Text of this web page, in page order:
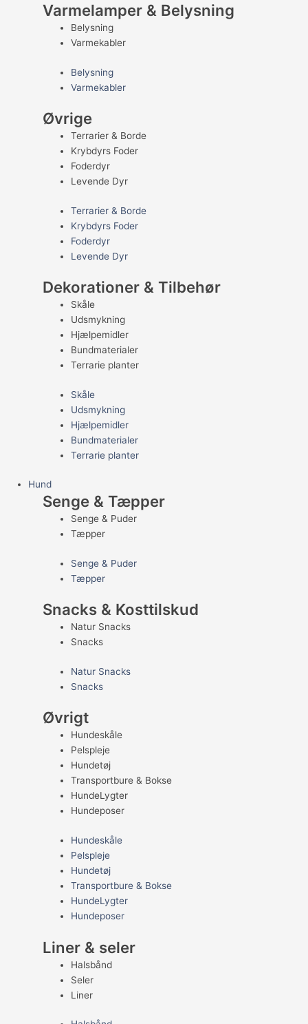
Varmelamper & Belysning
Belysning
Varmekabler
Belysning
Varmekabler
Øvrige
Terrarier & Borde
Krybdyrs Foder
Foderdyr
Levende Dyr
Terrarier & Borde
Krybdyrs Foder
Foderdyr
Levende Dyr
Dekorationer & Tilbehør
Skåle
Udsmykning
Hjælpemidler
Bundmaterialer
Terrarie planter
Skåle
Udsmykning
Hjælpemidler
Bundmaterialer
Terrarie planter
Hund
Senge & Tæpper
Senge & Puder
Tæpper
Senge & Puder
Tæpper
Snacks & Kosttilskud
Natur Snacks
Snacks
Natur Snacks
Snacks
Øvrigt
Hundeskåle
Pelspleje
Hundetøj
Transportbure & Bokse
HundeLygter
Hundeposer
Hundeskåle
Pelspleje
Hundetøj
Transportbure & Bokse
HundeLygter
Hundeposer
Liner & seler
Halsbånd
Seler
Liner